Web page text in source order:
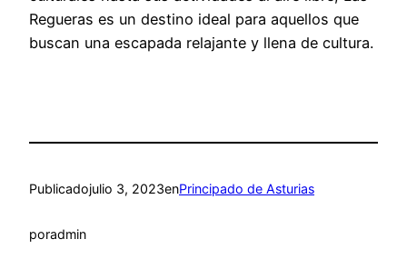
Regueras es un destino ideal para aquellos que
buscan una escapada relajante y llena de cultura.
Publicadojulio 3, 2023enPrincipado de Asturias
poradmin